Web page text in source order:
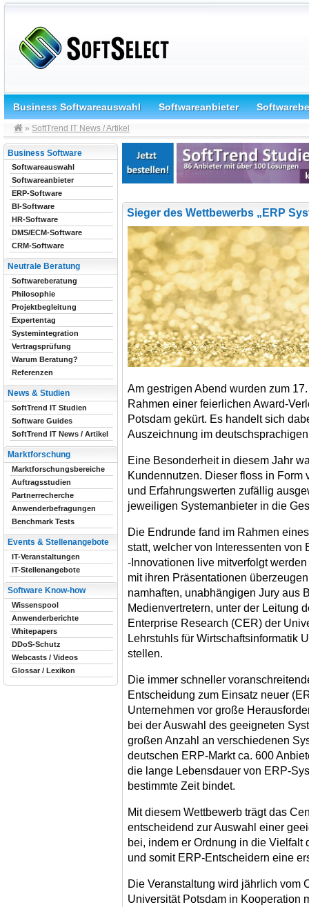
Business Softwareauswahl Softwareanbieter
» SoftTrend IT News / Artikel
Sieger des Wettbewerbs „ERP
Am gestrigen Abend wurden zum
Rahmen einer feierlichen Award-
Potsdam gekürt. Es handelt sich
Auszeichnung im
Eine Besonderheit in diesem Jahr
Kundennutzen. Dieser floss in
und Erfahrungswerten zufällig
jeweiligen Systemanbieter in die
Die Endrunde fand im Rahmen
statt, welcher von Interessenten
-Innovationen live mitverfolgt
mit ihren Präsentationen
namhaften, unabhängigen Jury aus
Medienvertretern, unter der Leitung
Enterprise Research (CER) der
Lehrstuhls für Wirtschaftsinformatik
stellen.
Die immer schneller
Entscheidung zum Einsatz neuer
Unternehmen vor große
bei der Auswahl des geeigneten
großen Anzahl an verschiedenen
deutschen ERP-Markt ca. 600
die lange Lebensdauer von ERP-
bestimmte Zeit bindet.
Mit diesem Wettbewerb trägt das
entscheidend zur Auswahl einer
bei, indem er Ordnung in die
und somit ERP-Entscheidern eine
Die Veranstaltung wird jährlich vom
Universität Potsdam in Kooperation
Business Software
Softwareauswahl
Softwareanbieter
ERP-Software
BI-Software
HR-Software
DMS/ECM-Software
CRM-Software
Neutrale Beratung
Softwareberatung
Philosophie
Projektbegleitung
Expertentag
Systemintegration
Vertragsprüfung
Warum Beratung?
Referenzen
News & Studien
SoftTrend IT Studien
Software Guides
SoftTrend IT News / Artikel
Marktforschung
Marktforschungsbereiche
Auftragsstudien
Partnerrecherche
Anwenderbefragungen
Benchmark Tests
Events & Stellenangebote
IT-Veranstaltungen
IT-Stellenangebote
Software Know-how
Wissenspool
Anwenderberichte
Whitepapers
DDoS-Schutz
Webcasts / Videos
Glossar / Lexikon